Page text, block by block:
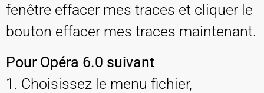
fenêtre effacer mes traces et cliquer le
bouton effacer mes traces maintenant.
Pour Opéra 6.0 suivant
1. Choisissez le menu fichier,